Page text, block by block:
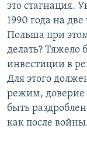
это стагнация.
1990 года на
Польша при
делать?
инвестиции в
Для этого
режим, доверие
быть
как после